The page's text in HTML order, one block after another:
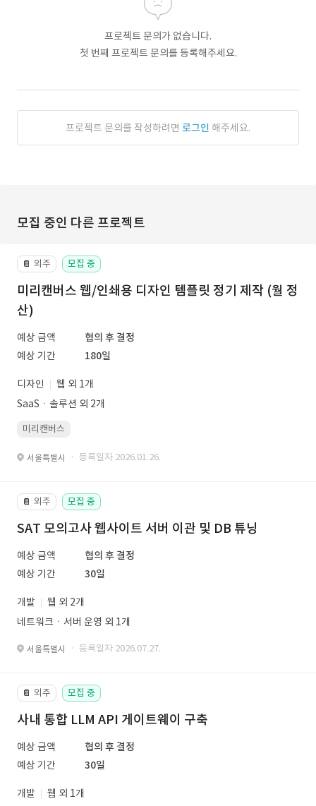
프로젝트 문의가 없습니다.
첫 번째 프로젝트 문의를 등록해주세요.
프로젝트 문의를 작성하려면 로그인 해주세요.
모집 중인 다른 프로젝트
📔 외주 모집 중
미리캔버스 웹/인쇄용 디자인 템플릿 정기 제작 (월 정
산)
예상 금액
협의 후 결정
예상 기간
180일
디자인
웹 외 1개
SaaSㆍ솔루션 외 2개
미리캔버스
서울특별시 · 등록일자 2026.01.26.
📔 외주 모집 중
SAT 모의고사 웹사이트 서버 이관 및 DB 튜닝
예상 금액
협의 후 결정
예상 기간
30일
개발
웹 외 2개
네트워크ㆍ서버 운영 외 1개
서울특별시 · 등록일자 2026.07.27.
📔 외주 모집 중
사내 통합 LLM API 게이트웨이 구축
예상 금액
협의 후 결정
예상 기간
30일
개발
웹 외 1개